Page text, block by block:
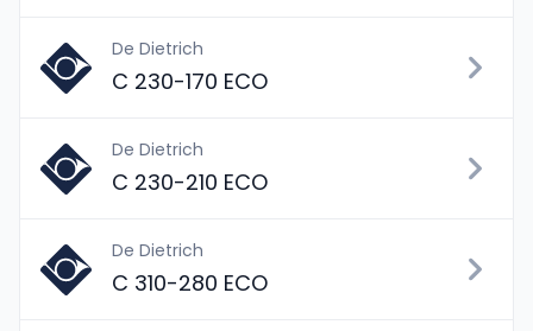
De Dietrich
C 230-170 ECO
De Dietrich
C 230-210 ECO
De Dietrich
C 310-280 ECO